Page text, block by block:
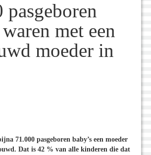
pasgeboren
met een
moeder in
71.000 pasgeboren baby’s een moeder
Dat is 42 % van alle kinderen die dat